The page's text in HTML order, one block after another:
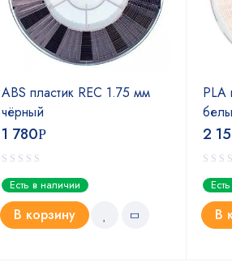
ABS пластик REC 1.75 мм
чёрный
1 780Р
Есть в наличии
В корзину
PLA
2
В